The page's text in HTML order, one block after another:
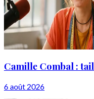
Camille Combal :
6 août 2026